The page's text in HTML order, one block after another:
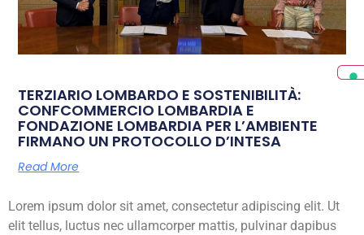
TERZIARIO LOMBARDO E SOSTENIBILITÀ:
CONFCOMMERCIO LOMBARDIA E
FONDAZIONE LOMBARDIA PER L’AMBIENTE
FIRMANO UN PROTOCOLLO D’INTESA
Read More
Lorem ipsum dolor sit amet, consectetur adipiscing elit. Ut
elit tellus, luctus nec ullamcorper mattis, pulvinar dapibus